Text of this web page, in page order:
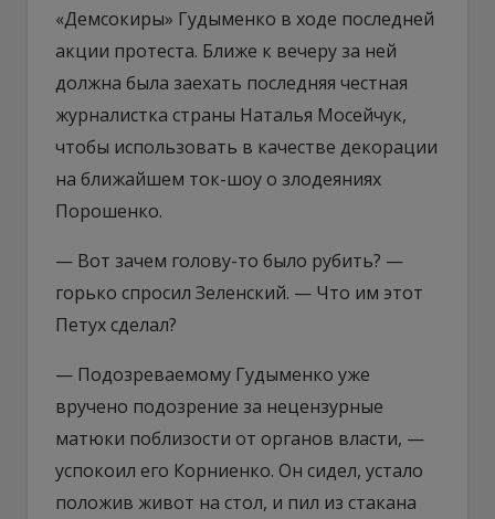
«Демсокиры» Гудыменко в ходе последней
акции протеста. Ближе к вечеру за ней
должна была заехать последняя честная
журналистка страны Наталья Мосейчук,
чтобы использовать в качестве декорации
на ближайшем ток-шоу о злодеяниях
Порошенко.
— Вот зачем голову-то было рубить? —
горько спросил Зеленский. — Что им этот
Петух сделал?
— Подозреваемому Гудыменко уже
вручено подозрение за нецензурные
матюки поблизости от органов власти, —
успокоил его Корниенко. Он сидел, устало
положив живот на стол, и пил из стакана